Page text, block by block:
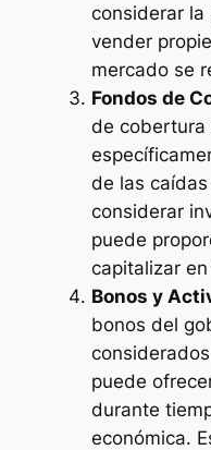
considerar
vender
mercado se
Fondos de
de cobertura
de las
considerar
puede
capitalizar
Bonos y
bonos del
puede
durante
económica.